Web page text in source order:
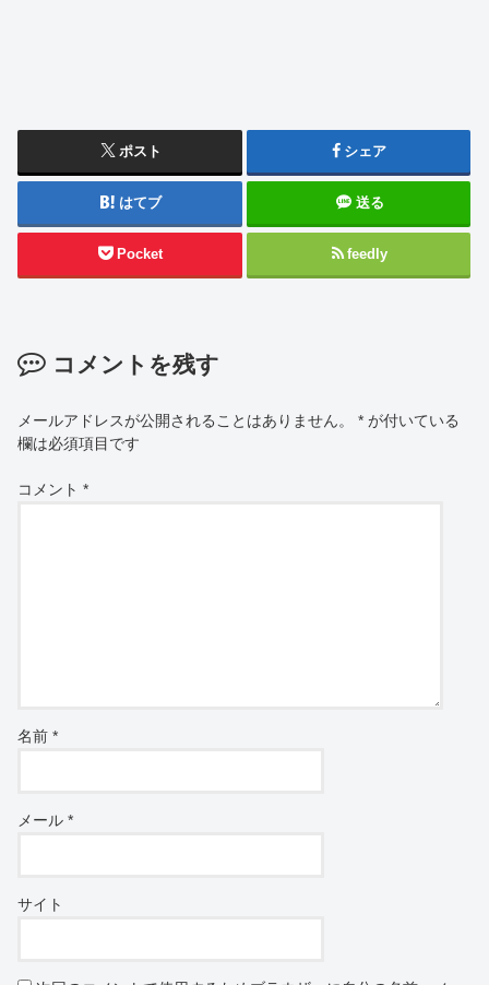
ポスト シェア
はてブ 送る
Pocket feedly
コメントを残す
メールアドレスが公開されることはありません。 * が付いている
欄は必須項目です
コメント*
名前*
メール*
サイト